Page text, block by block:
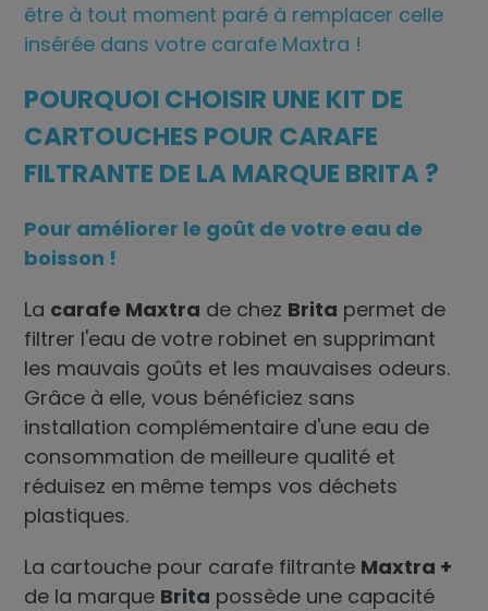
être à tout moment paré à remplacer celle
insérée dans votre carafe Maxtra !
POURQUOI CHOISIR UNE KIT DE
CARTOUCHES POUR CARAFE
FILTRANTE DE LA MARQUE BRITA ?
Pour améliorer le goût de votre eau de
boisson !
La carafe Maxtra de chez Brita permet de
filtrer l'eau de votre robinet en supprimant
les mauvais goûts et les mauvaises odeurs.
Grâce à elle, vous bénéficiez sans
installation complémentaire d'une eau de
consommation de meilleure qualité et
réduisez en même temps vos déchets
plastiques.
La cartouche pour carafe filtrante Maxtra +
de la marque Brita possède une capacité